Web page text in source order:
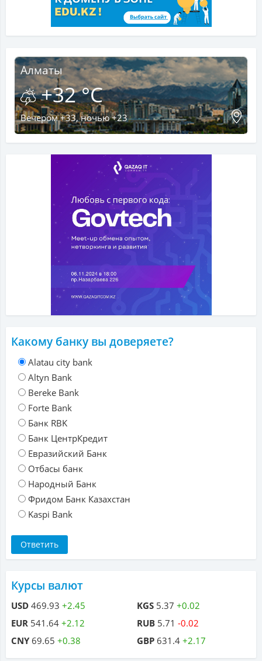
Алматы
+32 °C
Вечером +33, ночью +23
Какому банку вы доверяете?
Alatau city bank
Altyn Bank
Bereke Bank
Forte Bank
Банк RBK
Банк ЦентрКредит
Евразийский Банк
Отбасы банк
Народный Банк
Фридом Банк Казахстан
Kaspi Bank
Курсы валют
USD 469.93 +2.45
EUR 541.64 +2.12
CNY69.65 +0.38
KGS 5.37 +0.02
RUB 5.71 -0.02
GBP 631.4 +2.17